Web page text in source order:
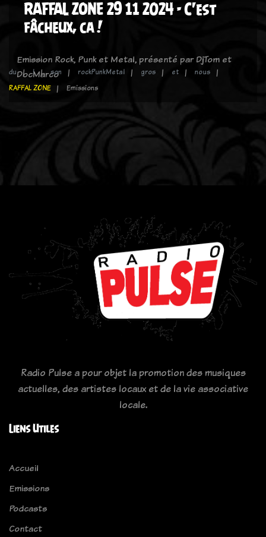
RAFFAL ZONE 29 11 2024 - C'est
fâcheux, ca !
Emission Rock, Punk et Metal, présenté par DjTom et
DocMarco
du ! son rockPunkMetal gros et
nous
RAFFAL ZONE
Emissions
Radio Pulse a pour objet la promotion des musiques
actuelles, des artistes locaux et de la vie associative
locale.
Liens Utiles
Accueil
Emissions
Podcasts
Contact